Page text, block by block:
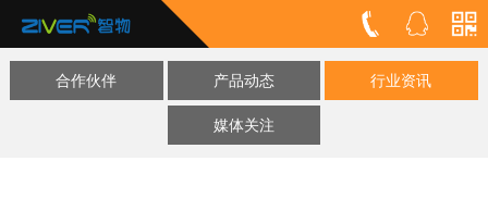
合作伙伴 产品动态 行业资讯
媒体关注